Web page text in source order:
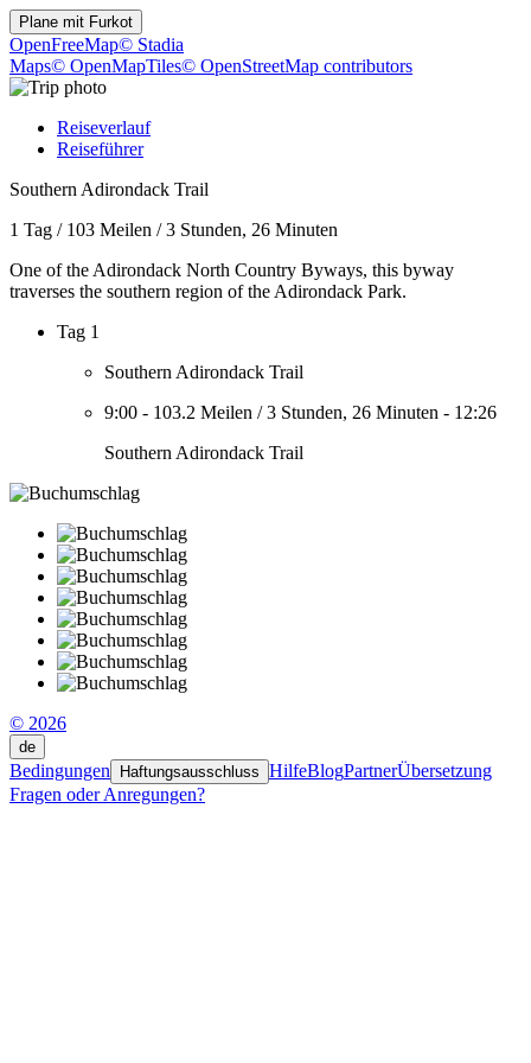
Plane mit Furkot
OpenFreeMap© Stadia
Maps© OpenMapTiles© OpenStreetMap contributors
Reiseverlauf
Reiseführer
Southern Adirondack Trail
1 Tag / 103 Meilen /3 Stunden, 26 Minuten
One of the Adirondack North Country Byways, this byway
traverses the southern region of the Adirondack Park.
Tag 1
Southern Adirondack Trail
9:00 - 103.2 Meilen /3 Stunden, 26 Minuten - 12:26
Southern Adirondack Trail
© 2026
de
Bedingungen Haftungsausschluss HilfeBlogPartnerÜbersetzung
Fragen oder Anregungen?